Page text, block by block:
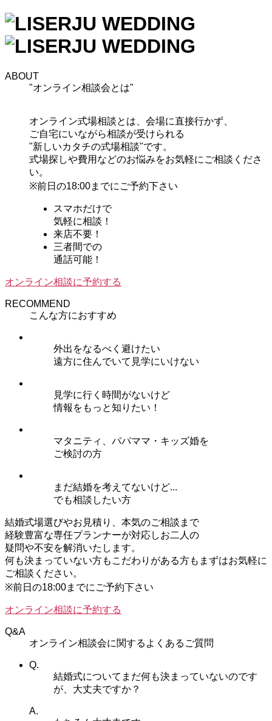
ABOUT
"オンライン相談会とは"
オンライン式場相談とは、 会場に直接行かず、
ご自宅にいながら相談が受けられる
"新しいカタチの式場相談"です。
式場探しや費用などのお悩みをお気軽にご相談くださ
い。
※前日の18:00までにご予約下さい
スマホだけで
気軽に相談！
来店不要！
三者間での
通話可能！
オンライン相談に予約する
RECOMMEND
こんな方におすすめ
外出をなるべく避けたい
遠方に住んでいて見学にいけない
見学に行く時間がないけど
情報をもっと知りたい！
マタニティ、パパママ・キッズ婚を
ご検討の方
まだ結婚を考えてないけど...
でも相談したい方
結婚式場選びやお見積り、本気のご相談まで
経験豊富な専任プランナーが対応しお二人の
疑問や不安を解消いたします。
何も決まっていない方もこだわりがある方もまずはお気軽に
ご相談ください。
※前日の18:00までにご予約下さい
オンライン相談に予約する
Q&A
オンライン相談会に関するよくあるご質問
Q.
結婚式についてまだ何も決まっていないのです
が、大丈夫ですか？
A.